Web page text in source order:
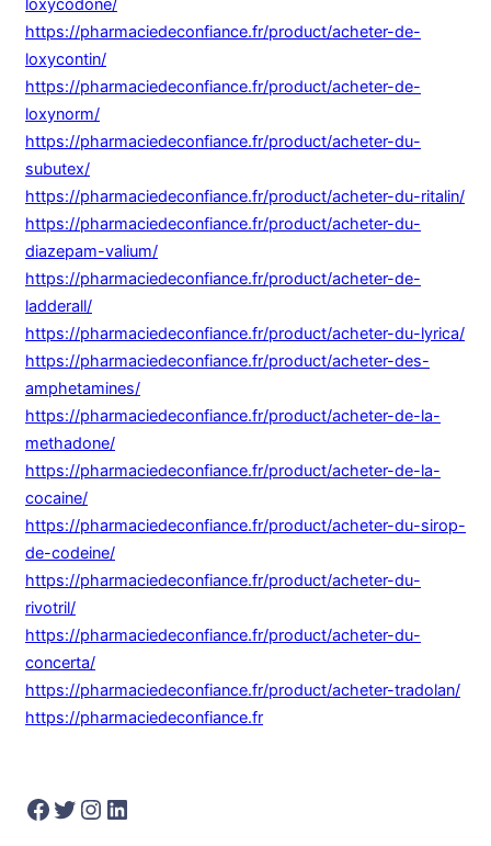
loxycodone/
https://pharmaciedeconfiance.fr/product/acheter-de-
loxycontin/
https://pharmaciedeconfiance.fr/product/acheter-de-
loxynorm/
https://pharmaciedeconfiance.fr/product/acheter-du-
subutex/
https://pharmaciedeconfiance.fr/product/acheter-du-ritalin/
https://pharmaciedeconfiance.fr/product/acheter-du-
diazepam-valium/
https://pharmaciedeconfiance.fr/product/acheter-de-
ladderall/
https://pharmaciedeconfiance.fr/product/acheter-du-lyrica/
https://pharmaciedeconfiance.fr/product/acheter-des-
amphetamines/
https://pharmaciedeconfiance.fr/product/acheter-de-la-
methadone/
https://pharmaciedeconfiance.fr/product/acheter-de-la-
cocaine/
https://pharmaciedeconfiance.fr/product/acheter-du-sirop-
de-codeine/
https://pharmaciedeconfiance.fr/product/acheter-du-
rivotril/
https://pharmaciedeconfiance.fr/product/acheter-du-
concerta/
https://pharmaciedeconfiance.fr/product/acheter-tradolan/
https://pharmaciedeconfiance.fr
Facebook Twitter Instagram LinkedIn